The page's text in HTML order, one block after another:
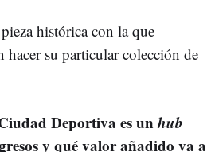
histórica con la que
hacer su particular colección de
Deportiva es unhub
y qué valor añadido va a